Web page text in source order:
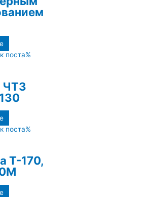
ЧТЗ
Т-170,